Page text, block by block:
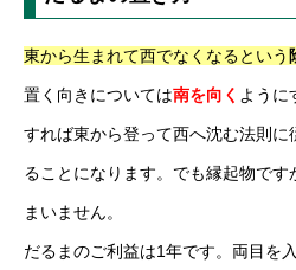
東から生まれて西でなくなるという
置く向きについては南を向く ように
すれば東から登って西へ沈む法則
ることになります。でも縁起物で
まいません。
だるまのご利益は1年です。両目を